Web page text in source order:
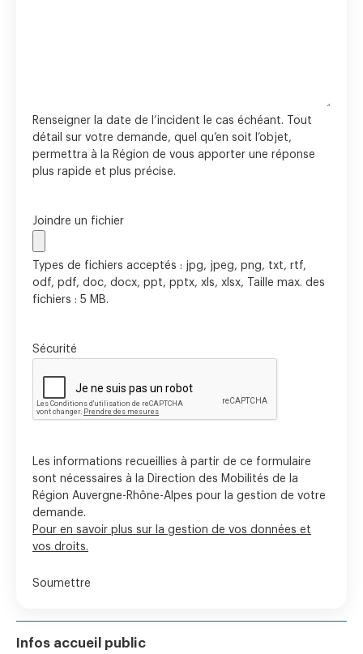
Renseigner la date de l’incident le cas échéant. Tout
détail sur votre demande, quel qu’en soit l’objet,
permettra à la Région de vous apporter une réponse
plus rapide et plus précise.
Joindre un fichier
Types de fichiers acceptés : jpg, jpeg, png, txt, rtf,
odf, pdf, doc, docx, ppt, pptx, xls, xlsx, Taille max. des
fichiers : 5 MB.
Sécurité
Les informations recueillies à partir de ce formulaire
sont nécessaires à la Direction des Mobilités de la
Région Auvergne-Rhône-Alpes pour la gestion de votre
demande.
Pour en savoir plus sur la gestion de vos données et
vos droits.
Infos accueil public